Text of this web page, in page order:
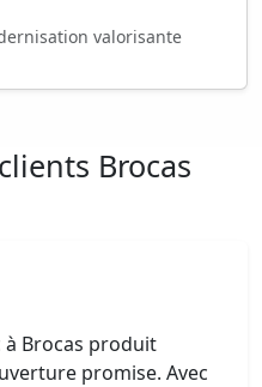
valorisante
Brocas
à Brocas produit
promise. Avec